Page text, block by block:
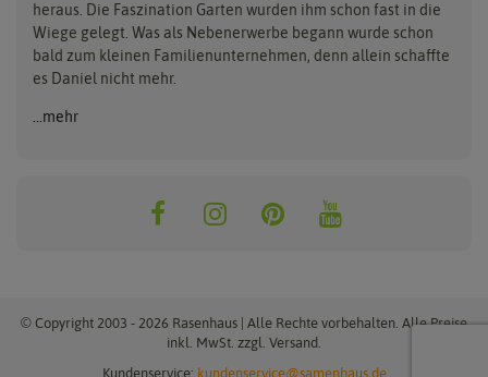
heraus. Die Faszination Garten wurden ihm schon fast in die
Wiege gelegt. Was als Nebenerwerbe begann wurde schon
bald zum kleinen Familienunternehmen, denn allein schaffte
es Daniel nicht mehr.
...mehr
© Copyright 2003 - 2026 Rasenhaus | Alle Rechte vorbehalten. Alle Preise
inkl. MwSt. zzgl. Versand.
Kundenservice: kundenservice@samenhaus.de